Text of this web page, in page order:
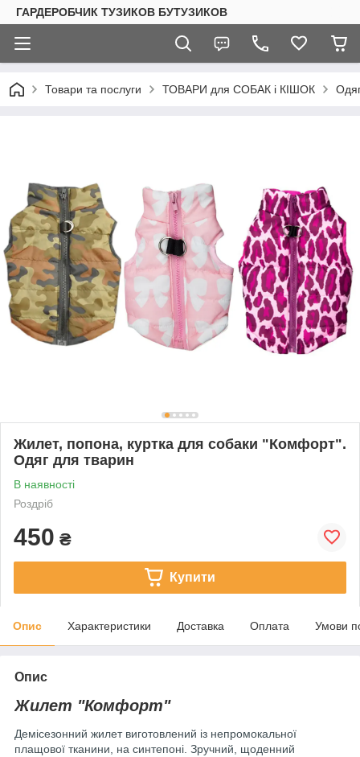
ГАРДЕРОБЧИК ТУЗИКОВ БУТУЗИКОВ
Товари та послуги ТОВАРИ для СОБАК і КІШОК
Жилет, попона, куртка для собаки "Комфорт".
Одяг для тварин
В наявності
Роздріб
450 ₴
Купити
Опис Характеристики Доставка Оплата Умови
Опис
Жилет "Комфорт"
Демісезонний жилет виготовлений із непромокальної
плащової тканини, на синтепоні. Зручний, щоденний